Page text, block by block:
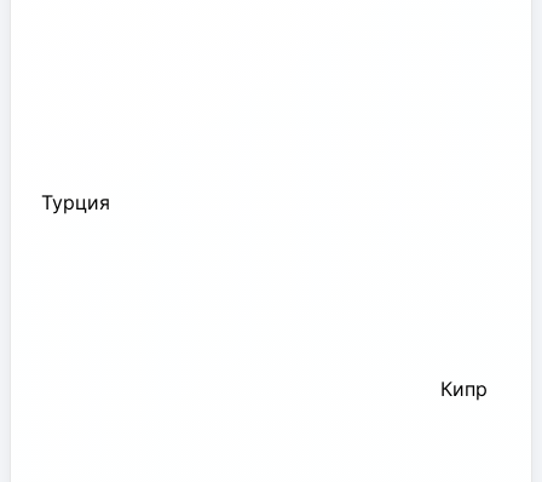
Турция
Кипр